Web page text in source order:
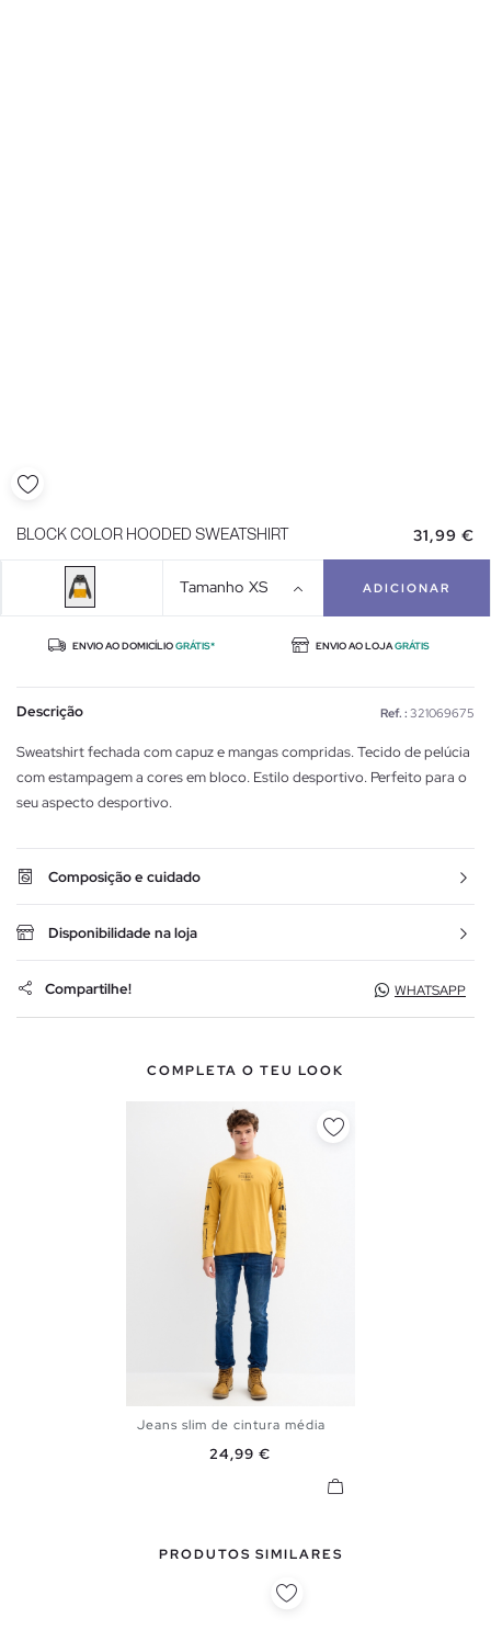
BLOCK COLOR HOODED SWEATSHIRT 31,99 €
Tamanho XS ADICIONAR
ENVIO AO DOMICÍLIOGRÁTIS* ENVIO AO LOJAGRÁTIS
Descrição Ref. : 321069675
Sweatshirt fechada com capuz e mangas compridas. Tecido de pelúcia
com estampagem a cores em bloco. Estilo desportivo. Perfeito para o
seu aspecto desportivo.
Composição e cuidado
Disponibilidade na loja
Compartilhe! WHATSAPP
COMPLETA O TEU LOOK
36 38 40 42 44
48
Jeans slim de cintura média
Preço
24,99 €
PRODUTOS SIMILARES